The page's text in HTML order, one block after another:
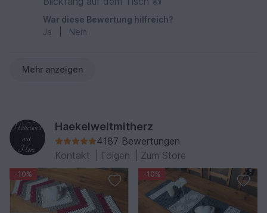
War diese Bewertung hilfreich?
Ja
Nein
Mehr anzeigen
Haekelweltmitherz
4187 Bewertungen
Kontakt
Folgen Zum Store
-10% -10%